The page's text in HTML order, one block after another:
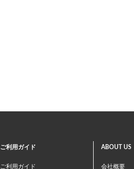
ご利用ガイド
ご利用ガイド
ABOUT US
会社概要